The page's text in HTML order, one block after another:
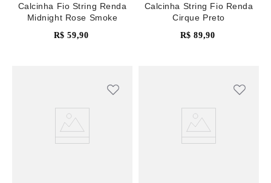
Calcinha Fio String Renda
Midnight Rose Smoke
R$ 59,90
Calcinha String Fio Renda
Cirque Preto
R$ 89,90